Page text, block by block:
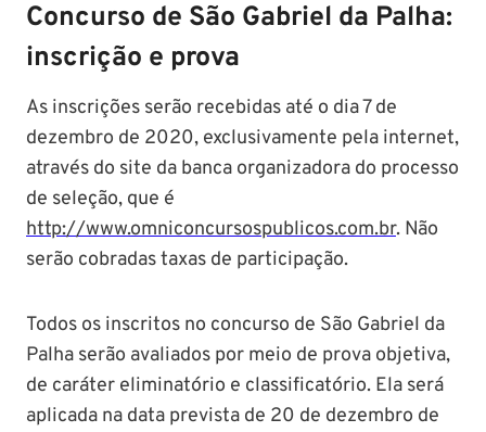
Concurso de São Gabriel da Palha:
inscrição e prova
As inscrições serão recebidas até o dia 7 de
dezembro de 2020, exclusivamente pela internet,
através do site da banca organizadora do processo
de seleção, que é
http://www.omniconcursospublicos.com.br. Não
serão cobradas taxas de participação.
Todos os inscritos no concurso de São Gabriel da
Palha serão avaliados por meio de prova objetiva,
de caráter eliminatório e classificatório. Ela será
aplicada na data prevista de 20 de dezembro de